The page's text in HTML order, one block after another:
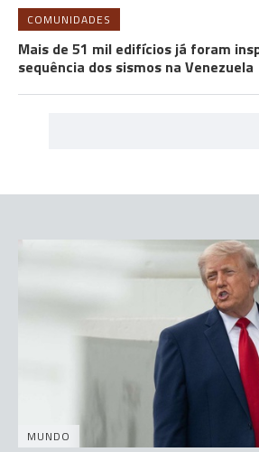
COMUNIDADES
Mais de 51 mil edifícios já foram
sequência dos sismos na Venezuela
MUNDO